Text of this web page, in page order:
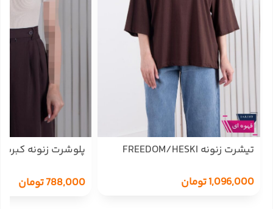
تیشرت زنونه FREEDOM/HESKI
1,096,000تومان
پلوشرت زنونه
788,000تومان